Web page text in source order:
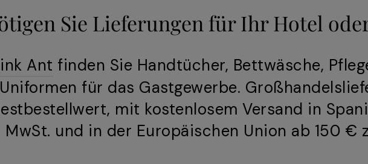
Sie Lieferungen für Ihr Hotel
Ant finden Sie Handtücher, Bettwäsche,
Uniformen für das Gastgewerbe.
mit kostenlosem Versand in
MwSt. und in der Europäischen Union ab 150 €